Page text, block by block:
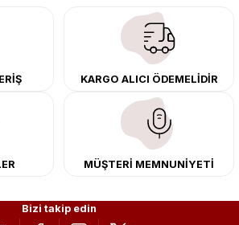
body kit uygulamalarıyla aracınızın
üst seviyeye taşıyabilirsiniz.
ve uzun ömürlüdür. İstanbul’daki montaj
montaj yapıyor, Türkiye’nin her yerine güvenli
Aracınıza değer katmak için doğru
KARGO ALICI ÖDEMELİDİR
MÜŞTERİ MEMNUNİYETİ
Bizi takip edin